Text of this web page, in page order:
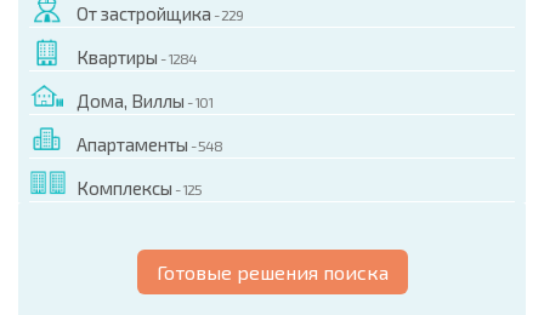
От застройщика - 229
Квартиры - 1284
Дома, Виллы - 101
Апартаменты - 548
Комплексы - 125
Готовые решения поиска